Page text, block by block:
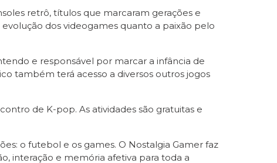
retrô, títulos que marcaram gerações e
dos videogames quanto a paixão pelo
e responsável por marcar a infância de
também terá acesso a diversos outros jogos
de K-pop. As atividades são gratuitas e
o futebol e os games. O Nostalgia Gamer faz
interação e memória afetiva para toda a